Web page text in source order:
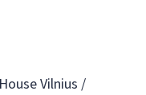
Vilnius /